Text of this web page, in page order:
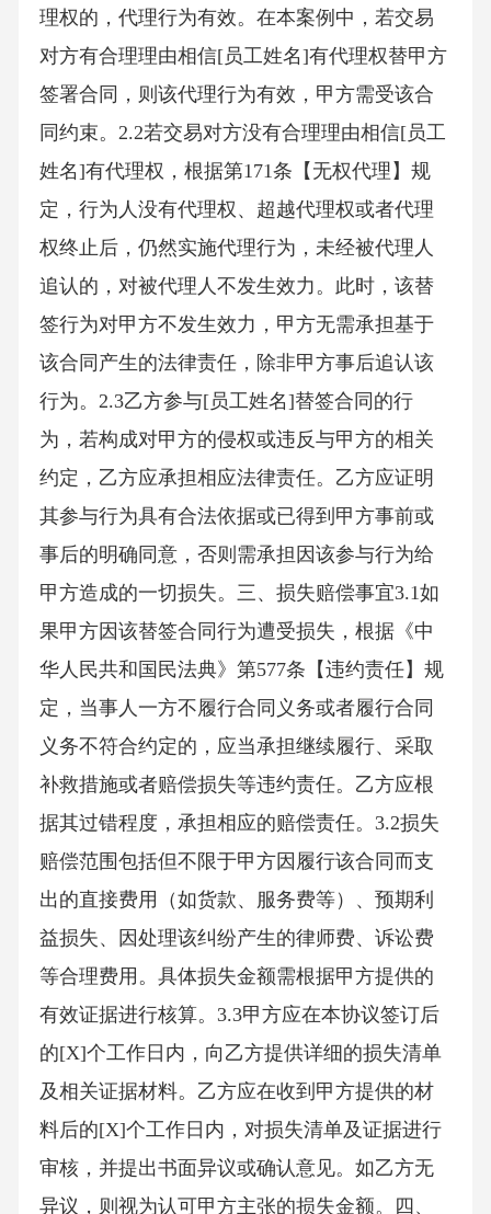
理权的，代理行为有效。在本案例中，若交易
对方有合理理由相信[员工姓名]有代理权替甲方
签署合同，则该代理行为有效，甲方需受该合
同约束。2.2若交易对方没有合理理由相信[员工
姓名]有代理权，根据第171条【无权代理】规
定，行为人没有代理权、超越代理权或者代理
权终止后，仍然实施代理行为，未经被代理人
追认的，对被代理人不发生效力。此时，该替
签行为对甲方不发生效力，甲方无需承担基于
该合同产生的法律责任，除非甲方事后追认该
行为。2.3乙方参与[员工姓名]替签合同的行
为，若构成对甲方的侵权或违反与甲方的相关
约定，乙方应承担相应法律责任。乙方应证明
其参与行为具有合法依据或已得到甲方事前或
事后的明确同意，否则需承担因该参与行为给
甲方造成的一切损失。三、损失赔偿事宜3.1如
果甲方因该替签合同行为遭受损失，根据《中
华人民共和国民法典》第577条【违约责任】规
定，当事人一方不履行合同义务或者履行合同
义务不符合约定的，应当承担继续履行、采取
补救措施或者赔偿损失等违约责任。乙方应根
据其过错程度，承担相应的赔偿责任。3.2损失
赔偿范围包括但不限于甲方因履行该合同而支
出的直接费用（如货款、服务费等）、预期利
益损失、因处理该纠纷产生的律师费、诉讼费
等合理费用。具体损失金额需根据甲方提供的
有效证据进行核算。3.3甲方应在本协议签订后
的[X]个工作日内，向乙方提供详细的损失清单
及相关证据材料。乙方应在收到甲方提供的材
料后的[X]个工作日内，对损失清单及证据进行
审核，并提出书面异议或确认意见。如乙方无
异议，则视为认可甲方主张的损失金额。四、